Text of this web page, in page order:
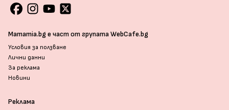
Mamamia.bg е част от групата WebCafe.bg
Условия за ползване
Лични данни
За реклама
Новини
Реклама